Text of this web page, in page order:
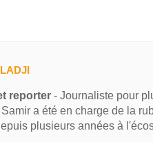
reporter - Journaliste pour
a été en charge de la
plusieurs années à